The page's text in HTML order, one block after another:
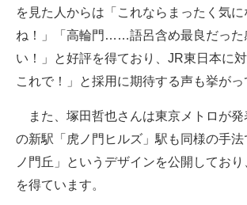
を見た人からは「これならまったく気
ね！」「高輪門……語呂含め最良だった
い！」と好評を得ており、JR東日本に対
これで！」と採用に期待する声も挙がっ
また、塚田哲也さんは東京メトロが発
の新駅「虎ノ門ヒルズ」駅も同様の手
ノ門丘」というデザインを公開してお
を得ています。